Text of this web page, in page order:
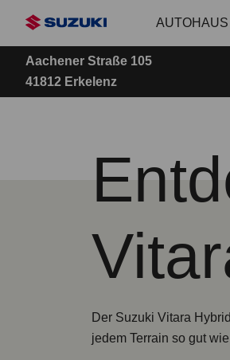
Hauptinhalt
Aachener Straße 105
41812 Erkelenz
Der Suzuki Vitara
jedem Terrain so gut